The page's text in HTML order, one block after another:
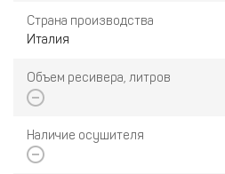
Страна производства
Италия
Объем ресивера, литров
Наличие осушителя